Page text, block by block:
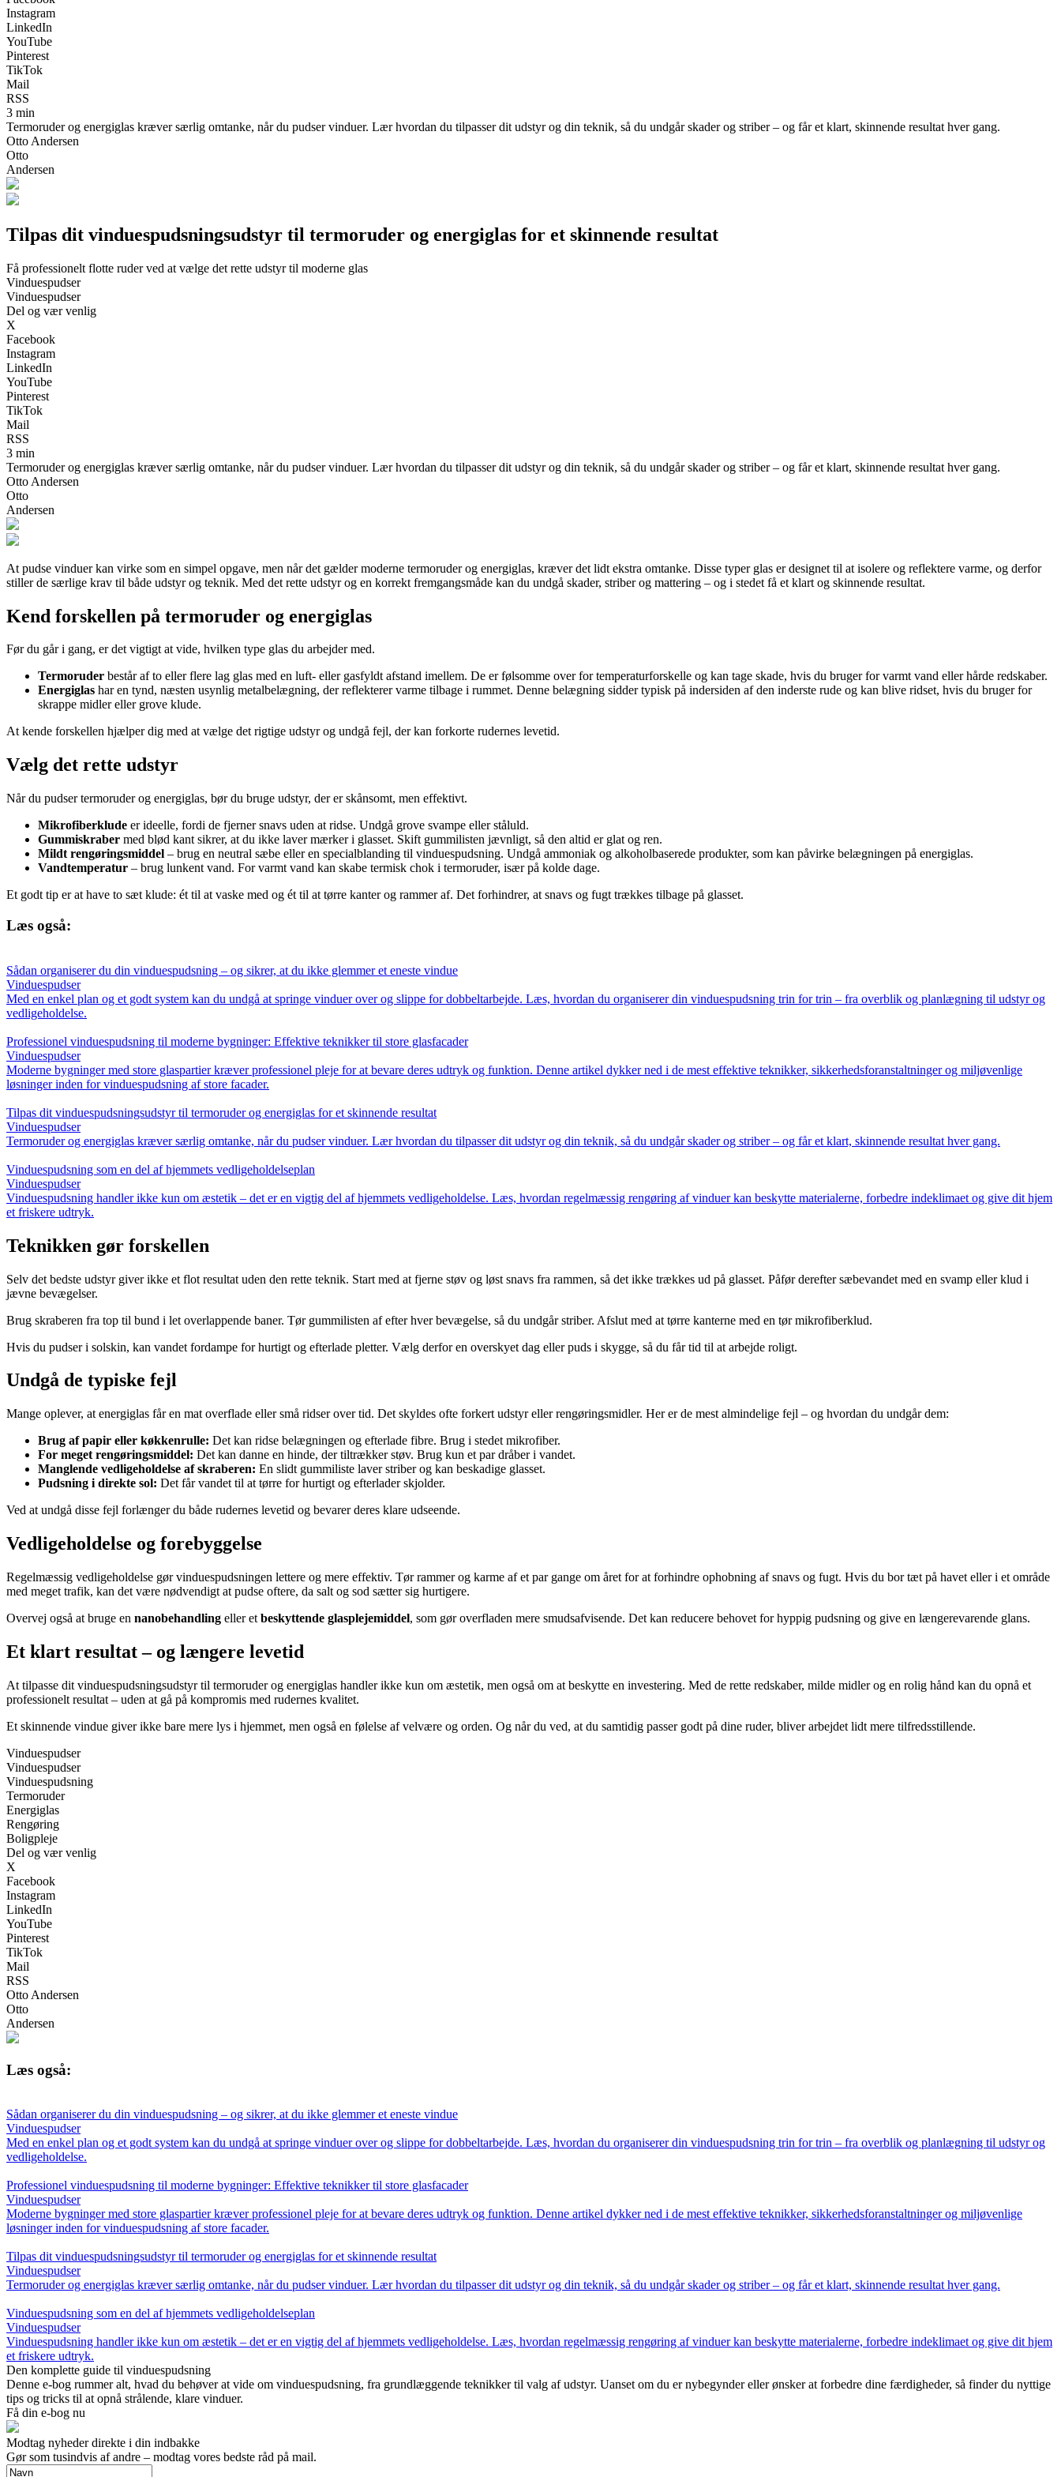
Instagram
LinkedIn
YouTube
Pinterest
TikTok
Mail
RSS
3 min
Termoruder og energiglas kræver særlig omtanke, når du pudser vinduer. Lær hvordan du tilpasser dit udstyr og din teknik, så du undgår skader og striber – og får et klart, skinnende resultat hver gang.
Otto Andersen
Otto
Andersen
Tilpas dit vinduespudsningsudstyr til termoruder og energiglas for et skinnende resultat
Få professionelt flotte ruder ved at vælge det rette udstyr til moderne glas
Vinduespudser
Vinduespudser
Del og vær venlig
X
Facebook
Instagram
LinkedIn
YouTube
Pinterest
TikTok
Mail
RSS
3 min
Termoruder og energiglas kræver særlig omtanke, når du pudser vinduer. Lær hvordan du tilpasser dit udstyr og din teknik, så du undgår skader og striber – og får et klart, skinnende resultat hver gang.
Otto Andersen
Otto
Andersen
At pudse vinduer kan virke som en simpel opgave, men når det gælder moderne termoruder og energiglas, kræver det lidt ekstra omtanke. Disse typer glas er designet til at isolere og reflektere varme, og derfor
stiller de særlige krav til både udstyr og teknik. Med det rette udstyr og en korrekt fremgangsmåde kan du undgå skader, striber og mattering – og i stedet få et klart og skinnende resultat.
Kend forskellen på termoruder og energiglas
Før du går i gang, er det vigtigt at vide, hvilken type glas du arbejder med.
Termoruder består af to eller flere lag glas med en luft- eller gasfyldt afstand imellem. De er følsomme over for temperaturforskelle og kan tage skade, hvis du bruger for varmt vand eller hårde redskaber.
Energiglas har en tynd, næsten usynlig metalbelægning, der reflekterer varme tilbage i rummet. Denne belægning sidder typisk på indersiden af den inderste rude og kan blive ridset, hvis du bruger for
skrappe midler eller grove klude.
At kende forskellen hjælper dig med at vælge det rigtige udstyr og undgå fejl, der kan forkorte rudernes levetid.
Vælg det rette udstyr
Når du pudser termoruder og energiglas, bør du bruge udstyr, der er skånsomt, men effektivt.
Mikrofiberklude er ideelle, fordi de fjerner snavs uden at ridse. Undgå grove svampe eller ståluld.
Gummiskraber med blød kant sikrer, at du ikke laver mærker i glasset. Skift gummilisten jævnligt, så den altid er glat og ren.
Mildt rengøringsmiddel – brug en neutral sæbe eller en specialblanding til vinduespudsning. Undgå ammoniak og alkoholbaserede produkter, som kan påvirke belægningen på energiglas.
Vandtemperatur – brug lunkent vand. For varmt vand kan skabe termisk chok i termoruder, især på kolde dage.
Et godt tip er at have to sæt klude: ét til at vaske med og ét til at tørre kanter og rammer af. Det forhindrer, at snavs og fugt trækkes tilbage på glasset.
Læs også:
Sådan organiserer du din vinduespudsning – og sikrer, at du ikke glemmer et eneste vindue
Vinduespudser
Med en enkel plan og et godt system kan du undgå at springe vinduer over og slippe for dobbeltarbejde. Læs, hvordan du organiserer din vinduespudsning trin for trin – fra overblik og planlægning til udstyr og
vedligeholdelse.
Professionel vinduespudsning til moderne bygninger: Effektive teknikker til store glasfacader
Vinduespudser
Moderne bygninger med store glaspartier kræver professionel pleje for at bevare deres udtryk og funktion. Denne artikel dykker ned i de mest effektive teknikker, sikkerhedsforanstaltninger og miljøvenlige
løsninger inden for vinduespudsning af store facader.
Tilpas dit vinduespudsningsudstyr til termoruder og energiglas for et skinnende resultat
Vinduespudser
Termoruder og energiglas kræver særlig omtanke, når du pudser vinduer. Lær hvordan du tilpasser dit udstyr og din teknik, så du undgår skader og striber – og får et klart, skinnende resultat hver gang.
Vinduespudsning som en del af hjemmets vedligeholdelseplan
Vinduespudser
Vinduespudsning handler ikke kun om æstetik – det er en vigtig del af hjemmets vedligeholdelse. Læs, hvordan regelmæssig rengøring af vinduer kan beskytte materialerne, forbedre indeklimaet og give dit hjem
et friskere udtryk.
Teknikken gør forskellen
Selv det bedste udstyr giver ikke et flot resultat uden den rette teknik. Start med at fjerne støv og løst snavs fra rammen, så det ikke trækkes ud på glasset. Påfør derefter sæbevandet med en svamp eller klud i
jævne bevægelser.
Brug skraberen fra top til bund i let overlappende baner. Tør gummilisten af efter hver bevægelse, så du undgår striber. Afslut med at tørre kanterne med en tør mikrofiberklud.
Hvis du pudser i solskin, kan vandet fordampe for hurtigt og efterlade pletter. Vælg derfor en overskyet dag eller puds i skygge, så du får tid til at arbejde roligt.
Undgå de typiske fejl
Mange oplever, at energiglas får en mat overflade eller små ridser over tid. Det skyldes ofte forkert udstyr eller rengøringsmidler. Her er de mest almindelige fejl – og hvordan du undgår dem:
Brug af papir eller køkkenrulle: Det kan ridse belægningen og efterlade fibre. Brug i stedet mikrofiber.
For meget rengøringsmiddel: Det kan danne en hinde, der tiltrækker støv. Brug kun et par dråber i vandet.
Manglende vedligeholdelse af skraberen: En slidt gummiliste laver striber og kan beskadige glasset.
Pudsning i direkte sol: Det får vandet til at tørre for hurtigt og efterlader skjolder.
Ved at undgå disse fejl forlænger du både rudernes levetid og bevarer deres klare udseende.
Vedligeholdelse og forebyggelse
Regelmæssig vedligeholdelse gør vinduespudsningen lettere og mere effektiv. Tør rammer og karme af et par gange om året for at forhindre ophobning af snavs og fugt. Hvis du bor tæt på havet eller i et område
med meget trafik, kan det være nødvendigt at pudse oftere, da salt og sod sætter sig hurtigere.
Overvej også at bruge en nanobehandling eller et beskyttende glasplejemiddel, som gør overfladen mere smudsafvisende. Det kan reducere behovet for hyppig pudsning og give en længerevarende glans.
Et klart resultat – og længere levetid
At tilpasse dit vinduespudsningsudstyr til termoruder og energiglas handler ikke kun om æstetik, men også om at beskytte en investering. Med de rette redskaber, milde midler og en rolig hånd kan du opnå et
professionelt resultat – uden at gå på kompromis med rudernes kvalitet.
Et skinnende vindue giver ikke bare mere lys i hjemmet, men også en følelse af velvære og orden. Og når du ved, at du samtidig passer godt på dine ruder, bliver arbejdet lidt mere tilfredsstillende.
Vinduespudser
Vinduespudser
Vinduespudsning
Termoruder
Energiglas
Rengøring
Boligpleje
Del og vær venlig
X
Facebook
Instagram
LinkedIn
YouTube
Pinterest
TikTok
Mail
RSS
Otto Andersen
Otto
Andersen
Læs også:
Sådan organiserer du din vinduespudsning – og sikrer, at du ikke glemmer et eneste vindue
Vinduespudser
Med en enkel plan og et godt system kan du undgå at springe vinduer over og slippe for dobbeltarbejde. Læs, hvordan du organiserer din vinduespudsning trin for trin – fra overblik og planlægning til udstyr og
vedligeholdelse.
Professionel vinduespudsning til moderne bygninger: Effektive teknikker til store glasfacader
Vinduespudser
Moderne bygninger med store glaspartier kræver professionel pleje for at bevare deres udtryk og funktion. Denne artikel dykker ned i de mest effektive teknikker, sikkerhedsforanstaltninger og miljøvenlige
løsninger inden for vinduespudsning af store facader.
Tilpas dit vinduespudsningsudstyr til termoruder og energiglas for et skinnende resultat
Vinduespudser
Termoruder og energiglas kræver særlig omtanke, når du pudser vinduer. Lær hvordan du tilpasser dit udstyr og din teknik, så du undgår skader og striber – og får et klart, skinnende resultat hver gang.
Vinduespudsning som en del af hjemmets vedligeholdelseplan
Vinduespudser
Vinduespudsning handler ikke kun om æstetik – det er en vigtig del af hjemmets vedligeholdelse. Læs, hvordan regelmæssig rengøring af vinduer kan beskytte materialerne, forbedre indeklimaet og give dit hjem
et friskere udtryk.
Den komplette guide til vinduespudsning
Denne e-bog rummer alt, hvad du behøver at vide om vinduespudsning, fra grundlæggende teknikker til valg af udstyr. Uanset om du er nybegynder eller ønsker at forbedre dine færdigheder, så finder du nyttige
tips og tricks til at opnå strålende, klare vinduer.
Få din e-bog nu
Modtag nyheder direkte i din indbakke
Gør som tusindvis af andre – modtag vores bedste råd på mail.